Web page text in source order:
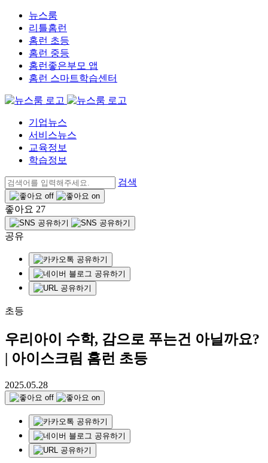
뉴스룸
리틀홈런
홈런 초등
홈런 중등
홈런좋은부모 앱
홈런 스마트학습센터
기업뉴스
서비스뉴스
교육정보
학습정보
검색
좋아요 27
공유
초등
우리아이 수학, 감으로 푸는건 아닐까요?
| 아이스크림 홈런 초등
2025.05.28